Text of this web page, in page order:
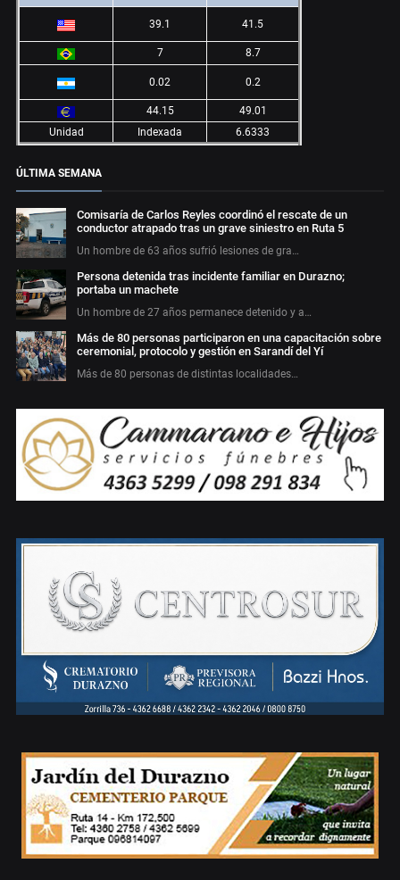
39.1 41.5
7 8.7
0.02 0.2
44.15
49.01
Unidad
Indexada 6.6333
ÚLTIMA SEMANA
Comisaría de Carlos Reyles coordinó el rescate de un
conductor atrapado tras un grave siniestro en Ruta 5
Un hombre de 63 años sufrió lesiones de gra…
Persona detenida tras incidente familiar en Durazno;
portaba un machete
Un hombre de 27 años permanece detenido y a…
Más de 80 personas participaron en una capacitación sobre
ceremonial, protocolo y gestión en Sarandí del Yí
Más de 80 personas de distintas localidades…